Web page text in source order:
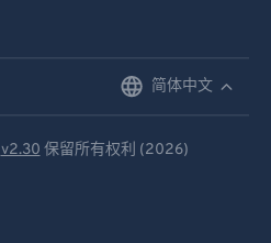
简体中文
v2.30 保留所有权利 (2026)